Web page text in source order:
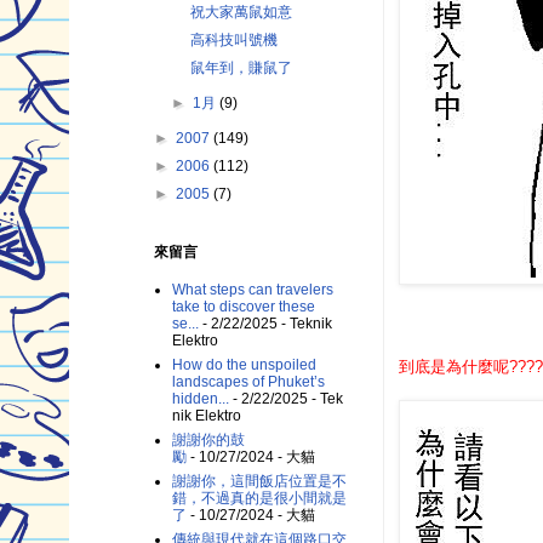
到底是為什麼呢
祝大家萬鼠如意
高科技叫號機
鼠年到，賺鼠了
► 1月(9)
► 2007 (149)
► 2006 (112)
► 2005 (7)
來留言
What steps can travelers
take to discover these
se... - 2/22/2025 - Teknik
Elektro
How do the unspoiled
landscapes of Phuket’s
hidden... - 2/22/2025 - Tek
nik Elektro
謝謝你的鼓
勵 - 10/27/2024 - 大貓
謝謝你，這間飯店位置是不
錯，不過真的是很小間就是
了 - 10/27/2024 - 大貓